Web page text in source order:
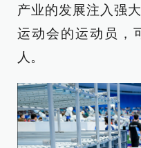
产业的发展注入强
运动会的运动员，
人。